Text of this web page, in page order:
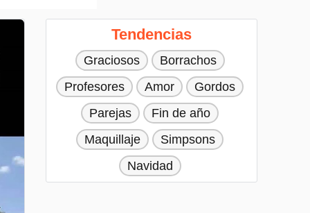
Tendencias
Graciosos
Borrachos
Profesores
Amor
Gordos
Parejas
Fin de año
Maquillaje
Simpsons
Navidad